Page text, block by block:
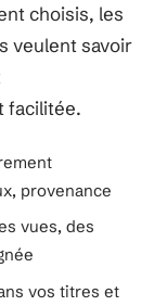
choisis, les
veulent savoir
facilitée.
provenance
vues, des
vos titres et